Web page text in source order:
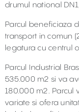
drumul national
Parcul beneficiaza
transport in comun
legatura cu centrul
Parcul Industrial
535.000 m2 si va
180.000 m2. Parcul
variate si ofera